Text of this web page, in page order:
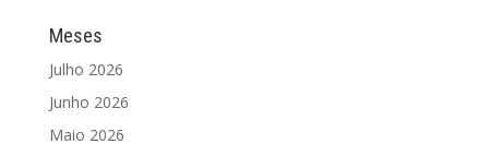
Meses
Julho 2026
Junho 2026
Maio 2026